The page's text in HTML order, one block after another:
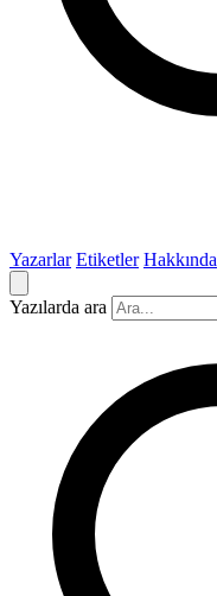
Yazarlar Etiketler Hakkında
Yazılarda ara